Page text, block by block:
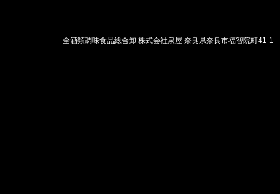
全酒類調味食品総合卸 株式会社泉屋 奈良県奈良市福智院町41-1